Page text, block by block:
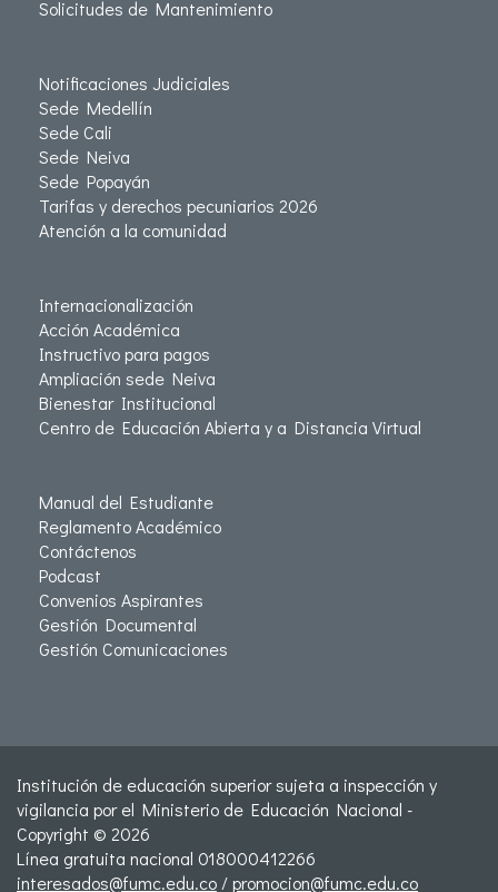
Solicitudes de Mantenimiento
Notificaciones Judiciales
Sede Medellín
Sede Cali
Sede Neiva
Sede Popayán
Tarifas y derechos pecuniarios 2026
Atención a la comunidad
Internacionalización
Acción Académica
Instructivo para pagos
Ampliación sede Neiva
Bienestar Institucional
Centro de Educación Abierta y a Distancia Virtual
Manual del Estudiante
Reglamento Académico
Contáctenos
Podcast
Convenios Aspirantes
Gestión Documental
Gestión Comunicaciones
Institución de educación superior sujeta a inspección y
vigilancia por el Ministerio de Educación Nacional -
Copyright © 2026
Línea gratuita nacional 018000412266
interesados@fumc.edu.co /promocion@fumc.edu.co